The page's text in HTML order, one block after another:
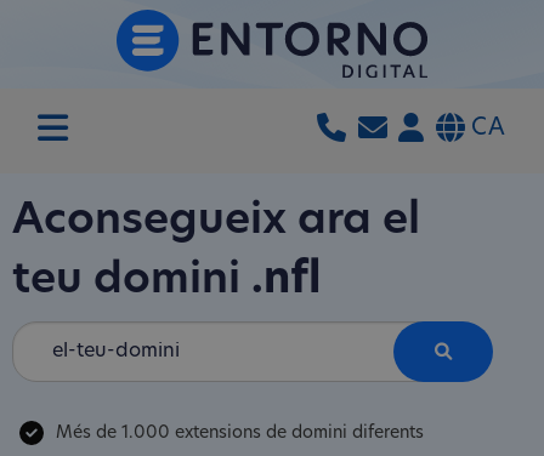
CA
Aconsegueix ara el
teu domini .nfl
Més de 1.000 extensions de domini diferents